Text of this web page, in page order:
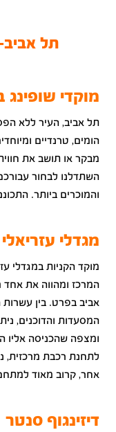
תל
מוקדי
תל אביב, העיר ללא
הומים, טרנדיים
מבקר או תושב את
השתדלנו לבחור
והמוכרים ביותר.
מגדלי עזריאלי
מוקד הקניות במגדלי
המרכז ומהווה את אחד
אביב בפרט. בין
המסעדות והדוכנים,
ומצפה שהכניסה אליו
לתחנת רכבת מרכזית,
אחר, קרוב מאוד
דיזינגוף סנטר